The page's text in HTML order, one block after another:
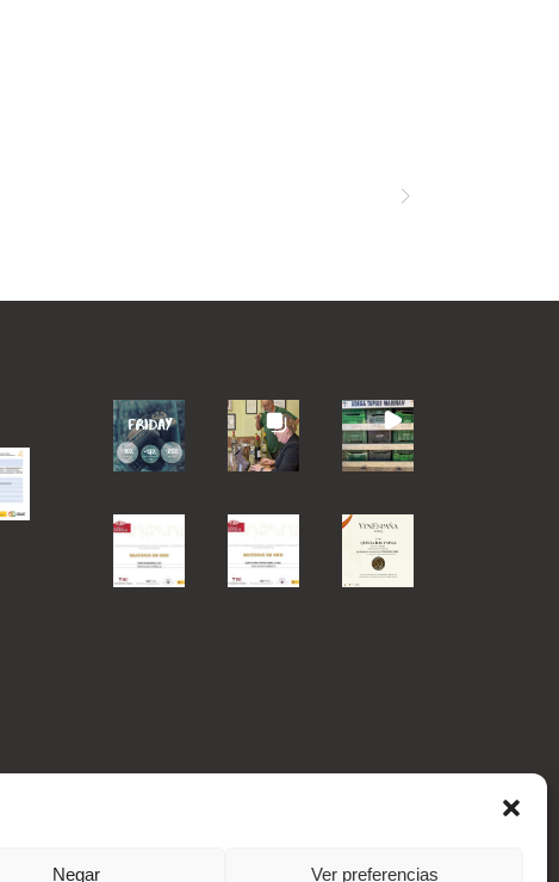
Negar Ver preferencias